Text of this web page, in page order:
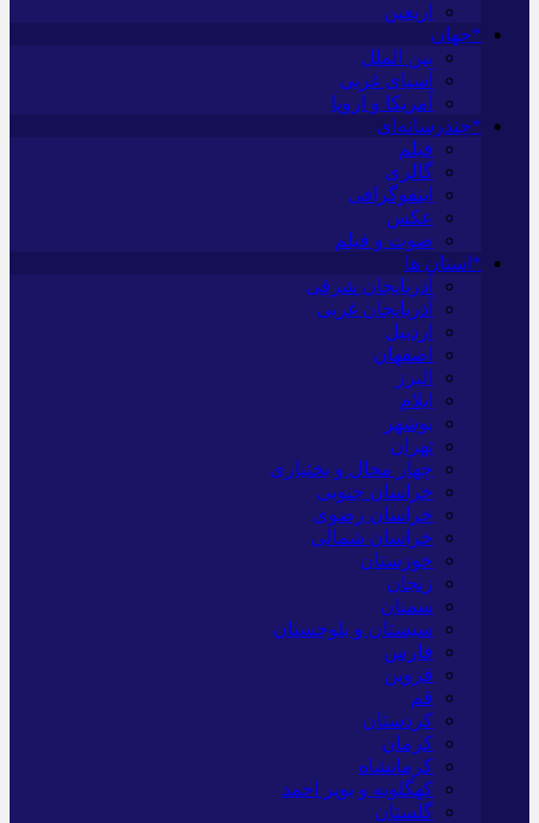
اربعین
*جهان
بین الملل
آسیای غربی
آمریکا و اروپا
*چندرسانه‌ای
فیلم
گالری
اینفوگرافی
عکس
صوت و فیلم
*استان ها
آذربایجان شرقی
آذربایجان غربی
اردبیل
اصفهان
البرز
ایلام
بوشهر
تهران
چهار محال و بختیاری
خراسان جنوبی
خراسان رضوی
خراسان شمالی
خوزستان
زنجان
سمنان
سیستان و بلوچستان
فارس
قزوین
قم
کردستان
کرمان
کرمانشاه
کهگلویه و بویر احمد
گلستان